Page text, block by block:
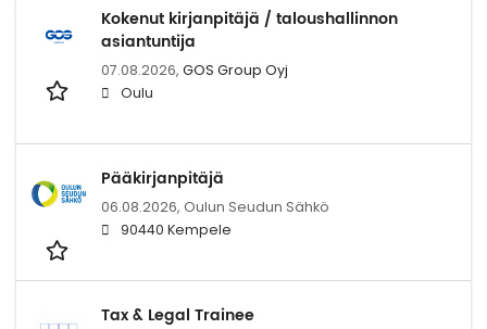
Kokenut kirjanpitäjä / taloushallinnon
asiantuntija
07.08.2026, GOS Group Oyj
Oulu
Pääkirjanpitäjä
06.08.2026, Oulun Seudun Sähkö
90440 Kempele
Tax & Legal Trainee